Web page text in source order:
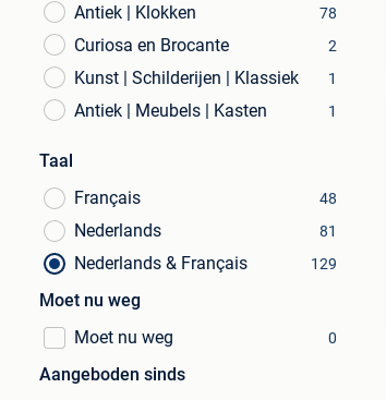
Antiek | Klokken
78
Curiosa en Brocante 2
Kunst | Schilderijen | Klassiek 1
Antiek | Meubels | Kasten 1
Taal
Français
48
Nederlands 81
Nederlands & Français 129
Moet nu weg
Moet nu weg
0
Aangeboden sinds